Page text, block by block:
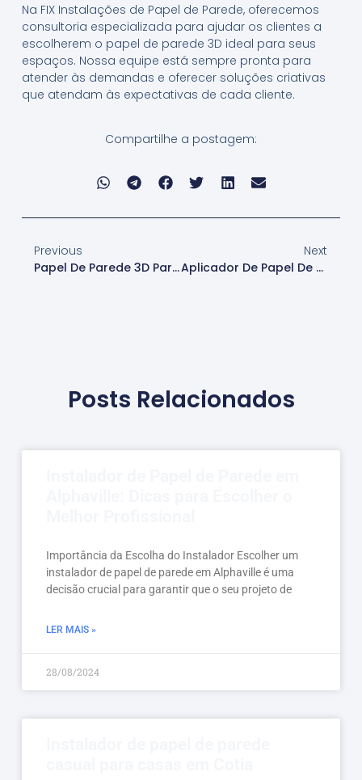
Na FIX Instalações de Papel de Parede, oferecemos
consultoria especializada para ajudar os clientes a
escolherem o papel de parede 3D ideal para seus
espaços. Nossa equipe está sempre pronta para
atender às demandas e oferecer soluções criativas
que atendam às expectativas de cada cliente.
Compartilhe a postagem:
Previous
Papel De Parede 3D Para Decoração Na Lapa
Next
Aplicador De Papel De Parede 3D Para Interiores Na Lapa
Posts Relacionados
Importância da Escolha do Instalador Escolher um
instalador de papel de parede em Alphaville é uma
decisão crucial para garantir que o seu projeto de
LER MAIS »
28/08/2024